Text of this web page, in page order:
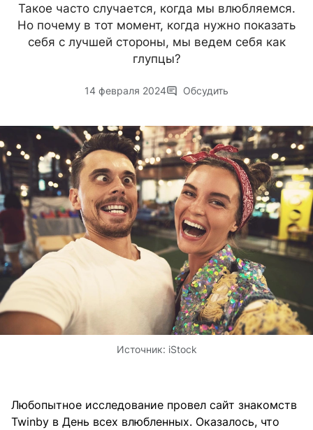
Такое часто случается, когда мы влюбляемся.
Но почему в тот момент, когда нужно показать
себя с лучшей стороны, мы ведем себя как
глупцы?
14 февраля 2024 Обсудить
Источник: iStock
Любопытное исследование провел сайт знакомств
Twinby в День всех влюбленных. Оказалось, что